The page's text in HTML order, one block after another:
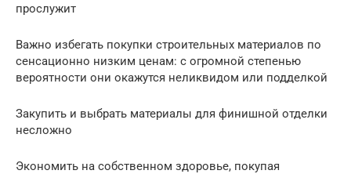
прослужит
Важно избегать покупки строительных материалов по
сенсационно низким ценам: с огромной степенью
вероятности они окажутся неликвидом или подделкой
Закупить и выбрать материалы для финишной отделки
несложно
Экономить на собственном здоровье, покупая